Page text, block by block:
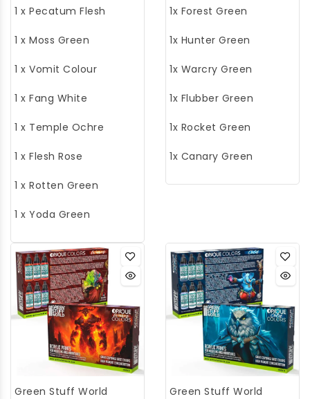
proyectos al siguiente
agitar bien el envase.
bola mezcladora de
acero inoxidable para
distribución uniforme
1 x Pecatum Flesh
1 x Moss Green
1 x Vomit Colour
1 x Fang White
1 x Temple Ochre
1 x Flesh Rose
1 x Rotten Green
1 x Yoda Green
proyectos al siguiente
agitar bien el envase.
bola mezcladora de
acero inoxidable para
distribución uniforme
1x Forest Green
1x Hunter Green
1x Warcry Green
1x Flubber Green
1x Rocket Green
1x Canary Green
Green Stuff World Green Stuff World